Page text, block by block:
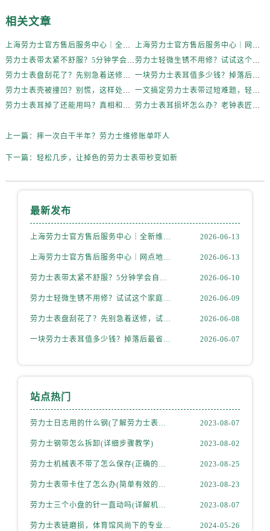
相关文章
上海劳力士官方售后服务中心｜全新维修门店地址及电话权威信息公示（2026年6月最新）
上海劳力士官方售后服务中心｜网点地址与电话权威信息公示（2026年6月最新）
劳力士表带太紧不舒服？5分钟学会自己调节长度
劳力士轻微生锈不用修？试试这个家庭小妙方
劳力士表盘刮花了？先别急着送修，试试这几种方法
一块劳力士表耳值多少钱？掉落后最省钱的解决方式
劳力士表壳被撞凹？别慌，这样处理最稳妥
一文搞定劳力士表带过短难题，轻松佩戴不将就
劳力士表耳掉了还能用吗？真相和解决方案来了
劳力士表耳损坏怎么办？老钟表匠透露关键技巧
上一篇： 摔一次白干半年？劳力士维修账单吓人
下一篇： 轻松几步，让掉色的劳力士表带秒变如新
最新发布
上海劳力士官方售后服务中心｜全新维修门店地址及电话权威信息公示（2026年6月最新） 2026-06-13
上海劳力士官方售后服务中心｜网点地址与电话权威信息公示（2026年6月最新） 2026-06-13
劳力士表带太紧不舒服？5分钟学会自己调节长度 2026-06-10
劳力士轻微生锈不用修？试试这个家庭小妙方 2026-06-09
劳力士表盘刮花了？先别急着送修，试试这几种方法 2026-06-08
一块劳力士表耳值多少钱？掉落后最省钱的解决方式 2026-06-07
站点热门
劳力士日志用的什么钢(了解劳力士表款材质选择) 2023-08-07
劳力士钢带怎么拆卸(详细步骤教学) 2023-08-02
劳力士机械表不带了怎么保存(正确的方法和注意事项) 2023-08-25
劳力士表带卡住了怎么办(简单有效的解决方法) 2023-08-23
劳力士三个小盘的针一直动吗(详解机械表小盘指针运行规律) 2023-08-07
劳力士表链磨损，体育馆风尚下的专业修复之道 2024-05-26